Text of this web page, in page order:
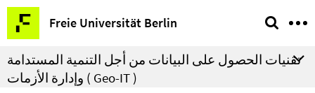
Springe
direkt
zu
Inhalt
Freie Universität Berlinخريطة
الموقع
تقنيات الحصول على البيانات من أجل التنمية المستدامة
وإدارة الأزمات ( Geo-IT )